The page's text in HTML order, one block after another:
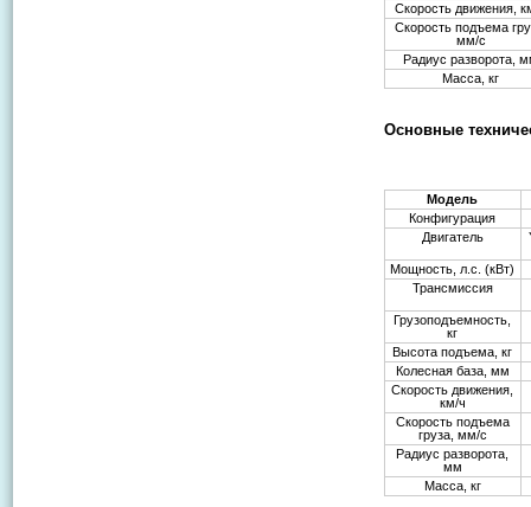
Скорость движения,
Скорость подъема
мм/с
Радиус разворота,
Масса, кг
Основные
Модель
Конфигурация
Двигатель
Мощность, л.с. (кВт)
Трансмиссия
Грузоподъемность,
кг
Высота подъема, кг
Колесная база, мм
Скорость движения,
км/ч
Скорость подъема
груза, мм/с
Радиус разворота,
мм
Масса, кг